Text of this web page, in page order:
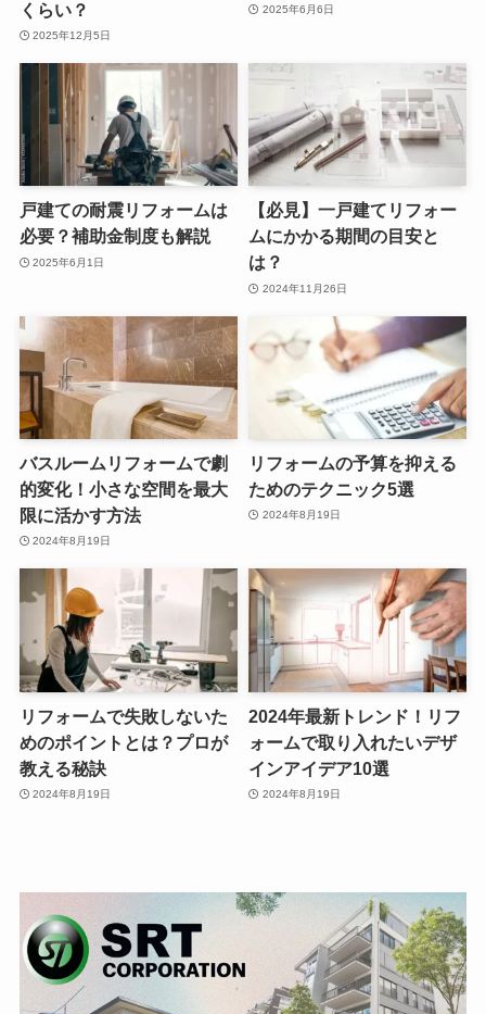
くらい？
2025年12月5日
2025年6月6日
戸建ての耐震リフォームは
必要？補助金制度も解説
2025年6月1日
【必見】一戸建てリフォー
ムにかかる期間の目安と
は？
2024年11月26日
バスルームリフォームで劇
的変化！小さな空間を最大
限に活かす方法
2024年8月19日
リフォームの予算を抑える
ためのテクニック5選
2024年8月19日
リフォームで失敗しないた
めのポイントとは？プロが
教える秘訣
2024年8月19日
2024年最新トレンド！リフ
ォームで取り入れたいデザ
インアイデア10選
2024年8月19日